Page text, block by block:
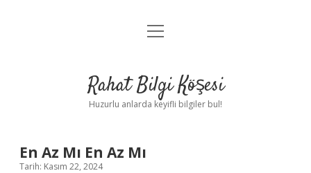
Anasayfa
Yasal Uyarı
menüyü
Rahat Bilgi Köşesi
Huzurlu anlarda keyifli bilgiler bul!
En Az Mı En Az Mı
Tarih: Kasım 22, 2024